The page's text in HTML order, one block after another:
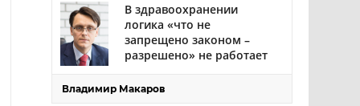
В здравоохранении
логика «что не
запрещено законом –
разрешено» не работает
Владимир Макаров